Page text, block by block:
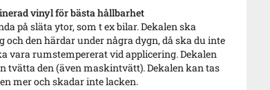
vinyl för bästa hållbarhet
på släta ytor, som t ex bilar. Dekalen ska
och den härdar under några dygn, då ska du inte
vara rumstempererat vid applicering. Dekalen
tvätta den (även maskintvätt). Dekalen kan tas
mer och skadar inte lacken.